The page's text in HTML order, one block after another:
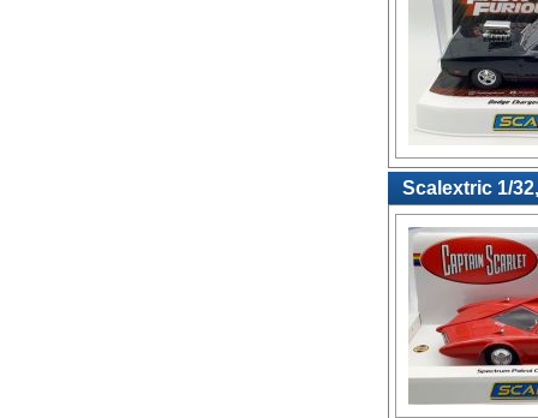
Scalextric 1/